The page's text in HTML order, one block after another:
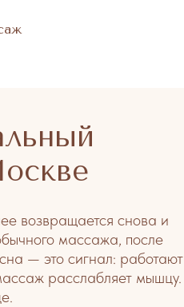
возвращается снова и
массажа, после
— это сигнал: работают
расслабляет мышцу.